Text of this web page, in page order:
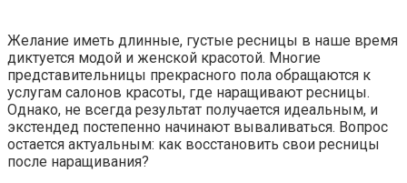
Желание иметь длинные, густые ресницы в наше время
диктуется модой и женской красотой. Многие
представительницы прекрасного пола обращаются к
услугам салонов красоты, где наращивают ресницы.
Однако, не всегда результат получается идеальным, и
экстендед постепенно начинают вываливаться. Вопрос
остается актуальным: как восстановить свои ресницы
после наращивания?